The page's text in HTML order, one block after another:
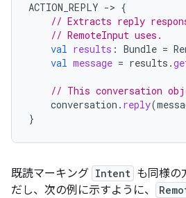
ACTION_REPLY -> {
// Extracts reply
// RemoteInput uses.
val results : Bundle =
val message = results .
// This conversation
conversation . reply(
}
既読マーキング Intent も同様の
だし、次の例に示すように、